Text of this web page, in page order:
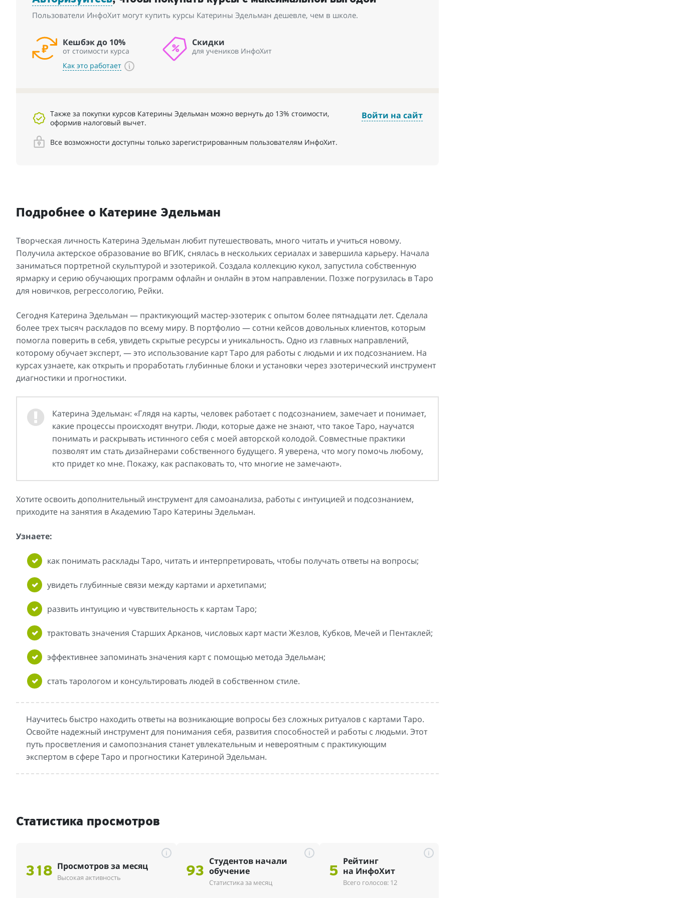
Пользователи ИнфоХит могут купить курсы Катерины Эдельман дешевле, чем в школе.
Кешбэк до 10%
от стоимости курса
Как это работает
Скидки
для учеников ИнфоХит
Также за покупки курсов Катерины Эдельман можно вернуть до 13% стоимости,
оформив налоговый вычет.
Все возможности доступны только зарегистрированным пользователям ИнфоХит.
Войти на сайт
Подробнее о Катерине Эдельман
Творческая личность Катерина Эдельман любит путешествовать, много читать и учиться новому.
Получила актерское образование во ВГИК, снялась в нескольких сериалах и завершила карьеру. Начала
заниматься портретной скульптурой и эзотерикой. Создала коллекцию кукол, запустила собственную
ярмарку и серию обучающих программ офлайн и онлайн в этом направлении. Позже погрузилась в Таро
для новичков, регрессологию, Рейки.
Сегодня Катерина Эдельман — практикующий мастер-эзотерик с опытом более пятнадцати лет. Сделала
более трех тысяч раскладов по всему миру. В портфолио — сотни кейсов довольных клиентов, которым
помогла поверить в себя, увидеть скрытые ресурсы и уникальность. Одно из главных направлений,
которому обучает эксперт, — это использование карт Таро для работы с людьми и их подсознанием. На
курсах узнаете, как открыть и проработать глубинные блоки и установки через эзотерический инструмент
диагностики и прогностики.
Катерина Эдельман: «Глядя на карты, человек работает с подсознанием, замечает и понимает,
какие процессы происходят внутри. Люди, которые даже не знают, что такое Таро, научатся
понимать и раскрывать истинного себя с моей авторской колодой. Совместные практики
позволят им стать дизайнерами собственного будущего. Я уверена, что могу помочь любому,
кто придет ко мне. Покажу, как распаковать то, что многие не замечают».
Хотите освоить дополнительный инструмент для самоанализа, работы с интуицией и подсознанием,
приходите на занятия в Академию Таро Катерины Эдельман.
Узнаете:
как понимать расклады Таро, читать и интерпретировать, чтобы получать ответы на вопросы;
увидеть глубинные связи между картами и архетипами;
развить интуицию и чувствительность к картам Таро;
трактовать значения Старших Арканов, числовых карт масти Жезлов, Кубков, Мечей и Пентаклей;
эффективнее запоминать значения карт с помощью метода Эдельман;
стать тарологом и консультировать людей в собственном стиле.
Научитесь быстро находить ответы на возникающие вопросы без сложных ритуалов с картами Таро.
Освойте надежный инструмент для понимания себя, развития способностей и работы с людьми. Этот
путь просветления и самопознания станет увлекательным и невероятным с практикующим
экспертом в сфере Таро и прогностики Катериной Эдельман.
Статистика просмотров
318 Просмотров за месяц
Высокая активность
i
93
Студентов начали
обучение
Статистика за месяц
i
5
Рейтинг
на ИнфоХит
Всего голосов: 12
i